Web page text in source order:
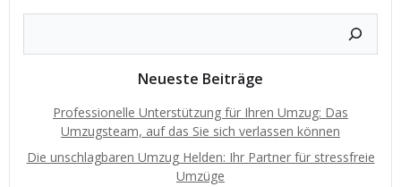
Neueste Beiträge
Professionelle Unterstützung für Ihren Umzug: Das
Umzugsteam, auf das Sie sich verlassen können
Die unschlagbaren Umzug Helden: Ihr Partner für stressfreie
Umzüge